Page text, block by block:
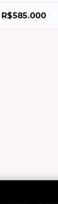
R$585.000